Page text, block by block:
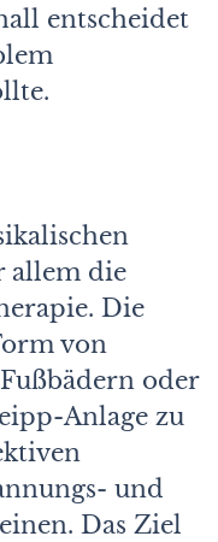
entscheidet
allem die
Die
von
oder
Anlage zu
und
Das Ziel